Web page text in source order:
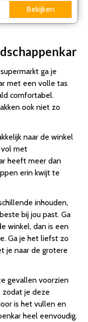
Bekijken
ga je
met een volle tas
comfortabel.
ook niet zo
naar de winkel
vol met
heeft meer dan
erin kwijt te
inhouden,
bij jou past. Ga
winkel, dan is een
Ga je het liefst zo
je naar de grotere
gevallen voorzien
je deze
is het vullen en
heel eenvoudig.